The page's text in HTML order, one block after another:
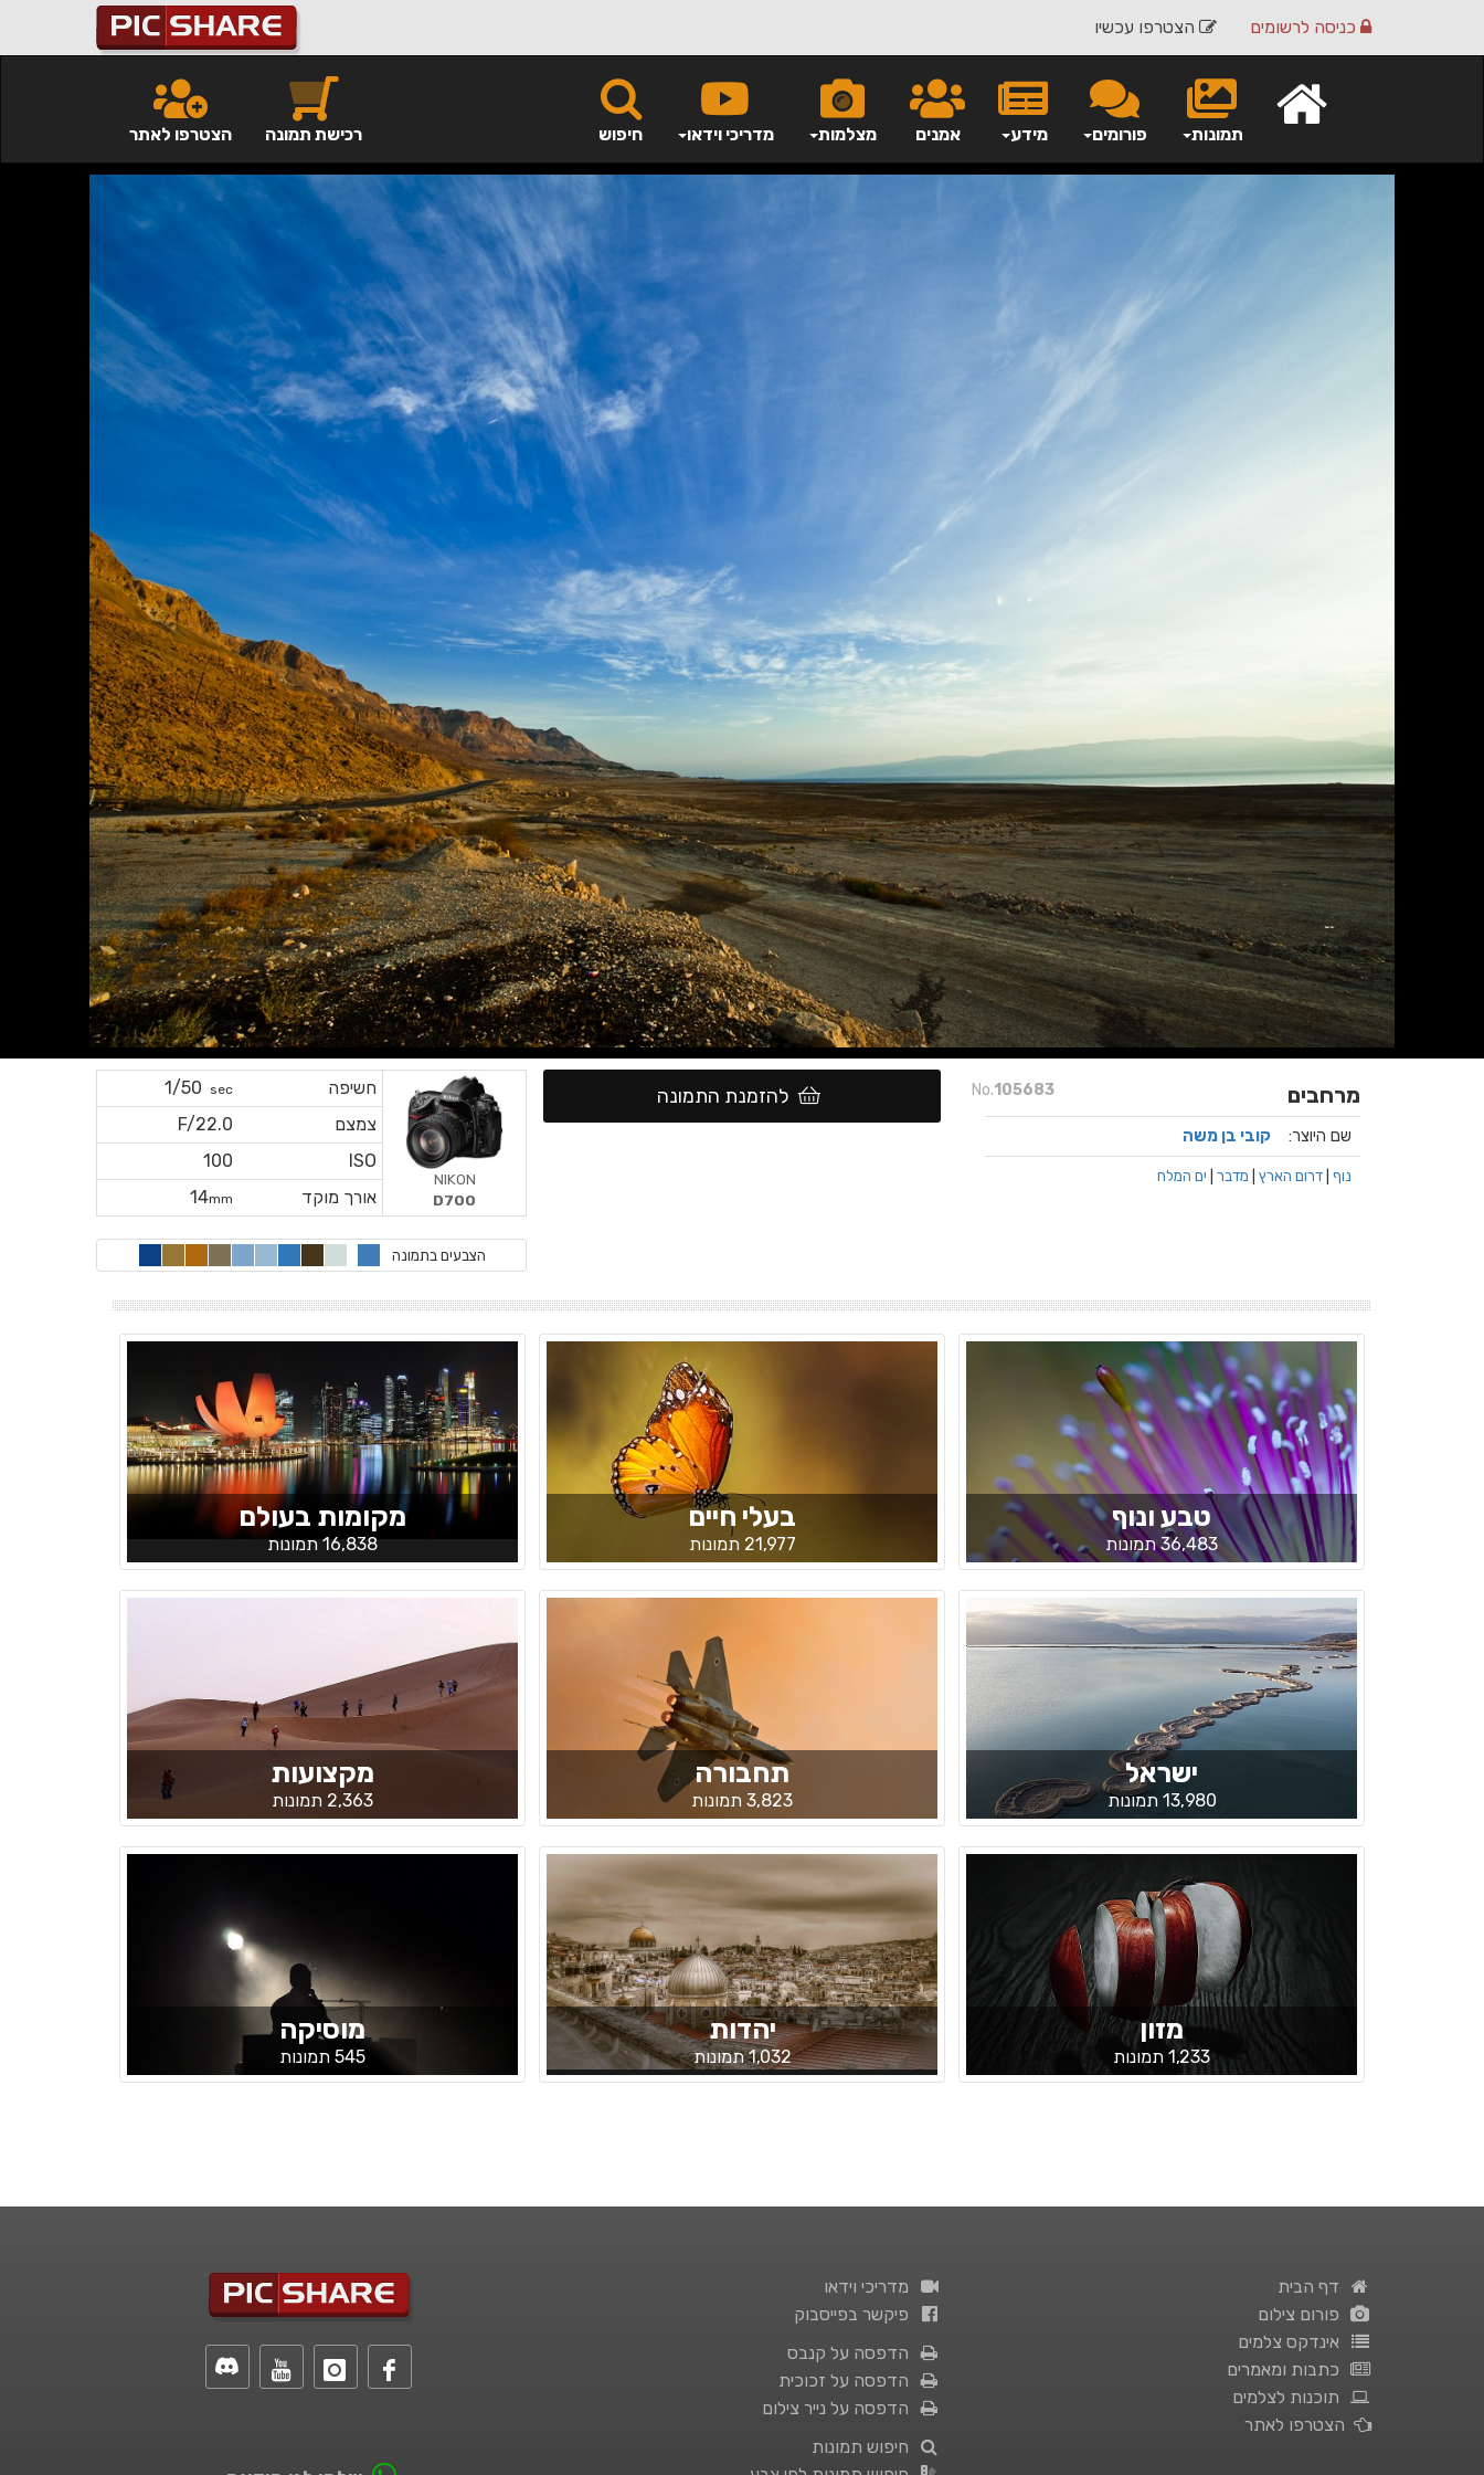
הצטרפו עכשיו כניסה לרשומים
חיפוש מדריכי וידאו מצלמות אמנים מידע פורומים תמונות הצטרפו לאתר רכישת תמונה
No.105683 מרחבים
שם היוצר: קובי בן משה
נוף דרום הארץ מדבר ים המלח
חשיפה sec
1/50
צמצם
F/22.0
ISO
100
אורך מוקד
14mm
NIKON
D700
הצבעים בתמונה
להזמנת התמונה
טבע ונוף
36,483 תמונות
בעלי חיים
21,977 תמונות
מקומות בעולם
16,838 תמונות
ישראל
13,980 תמונות
תחבורה
3,823 תמונות
מקצועות
2,363 תמונות
מזון
1,233 תמונות
יהדות
1,032 תמונות
מוסיקה
545 תמונות
מדריכי וידאו
פיקשר בפייסבוק
הדפסה על קנבס
הדפסה על זכוכית
הדפסה על נייר צילום
חיפוש תמונות
דף הבית
פורום צילום
אינדקס צלמים
כתבות ומאמרים
תוכנות לצלמים
הצטרפו לאתר